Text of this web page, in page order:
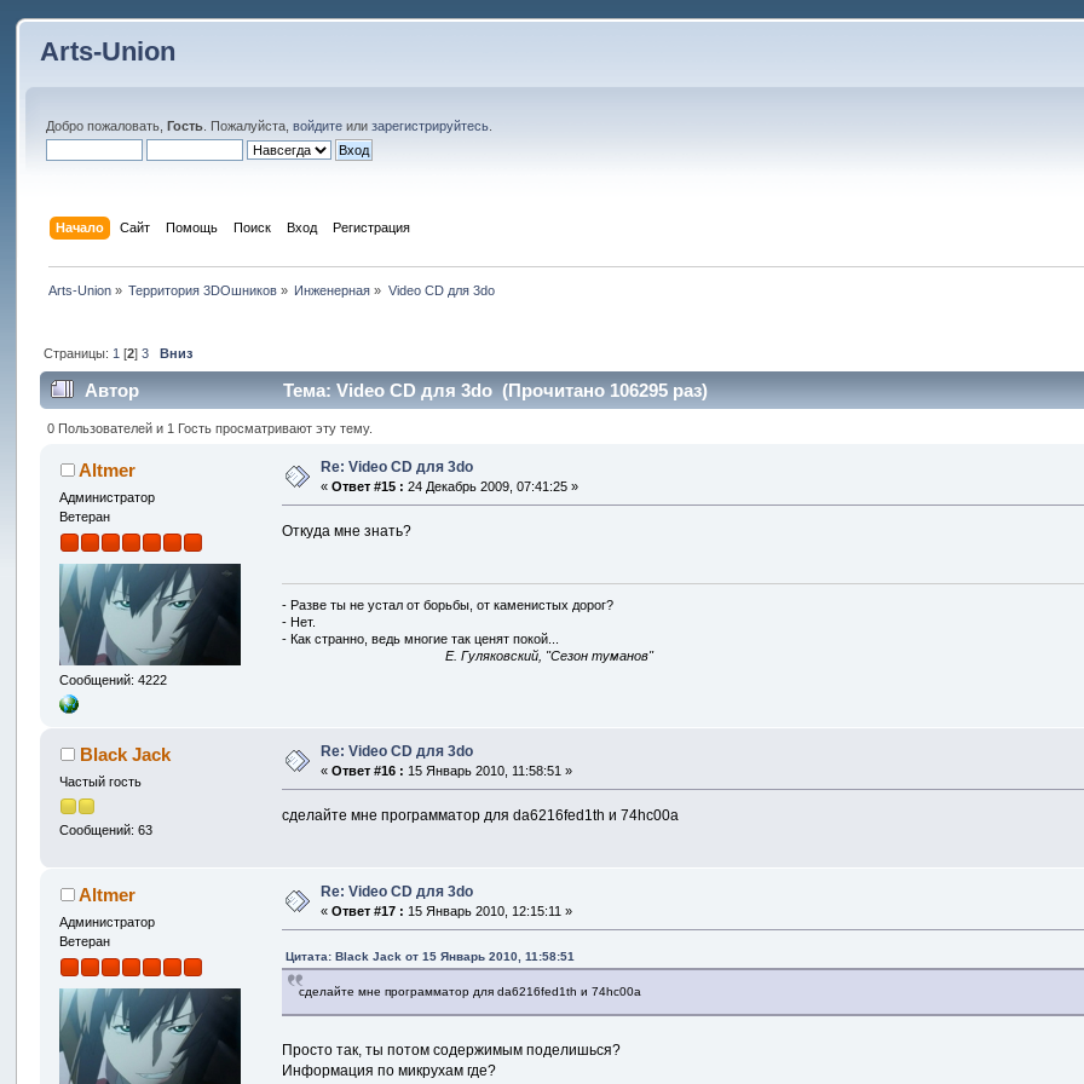
Arts-Union
Добро пожаловать,Гость . Пожалуйста,войдите илизарегистрируйтесь
Начало Сайт Помощь Поиск Вход Регистрация
Arts-Union» Территория 3DOшников » Инженерная » Video CD для 3do
Страницы: 1 [2] 3 Вниз
Автор Тема: Video CD для 3do (Прочитано 106295 раз)
0 Пользователей и 1 Гость просматривают эту тему.
Altmer
Администратор
Ветеран
Сообщений: 4222
Re: Video CD для 3do
«Ответ #15 : 24 Декабрь 2009, 07:41:25 »
Откуда мне знать?
- Разве ты не устал от борьбы, от каменистых дорог?
- Нет.
- Как странно, ведь многие так ценят покой...
E. Гуляковский, "Сезон туманов"
Black Jack
Частый гость
Сообщений: 63
Re: Video CD для 3do
«Ответ #16 : 15 Январь 2010, 11:58:51 »
сделайте мне программатор для da6216fed1th и 74hc00a
Altmer
Администратор
Ветеран
Re: Video CD для 3do
«Ответ #17 : 15 Январь 2010, 12:15:11 »
Цитата: Black Jack от 15 Январь 2010, 11:58:51
сделайте мне программатор для da6216fed1th и 74hc00a
Просто так, ты потом содержимым поделишься?
Информация по микрухам где?